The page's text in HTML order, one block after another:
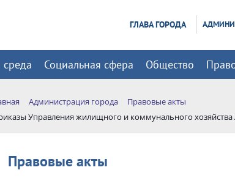
ГЛАВА ГОРОДА
среда Социальная сфера Общество
Администрация города
Правовые акты
Управления жилищного и коммунального
Правовые акты